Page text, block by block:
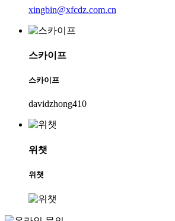
xingbin@xfcdz.com.cn
스카이프
스카이프
davidzhong410
위챗
위챗